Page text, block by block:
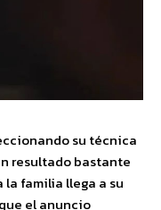
su técnica
resultado bastante
familia llega a su
el anuncio